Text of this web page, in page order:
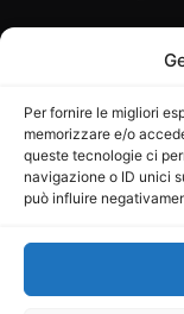
Per fornire le migliori
memorizzare e/o
queste tecnologie ci
navigazione o ID unici
può influire
Sito gestito da